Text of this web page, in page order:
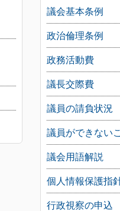
議会基本条例
政治倫理条例
政務活動費
議長交際費
議員の請負状況
議員ができない
議会用語解説
個人情報保護指
行政視察の申込